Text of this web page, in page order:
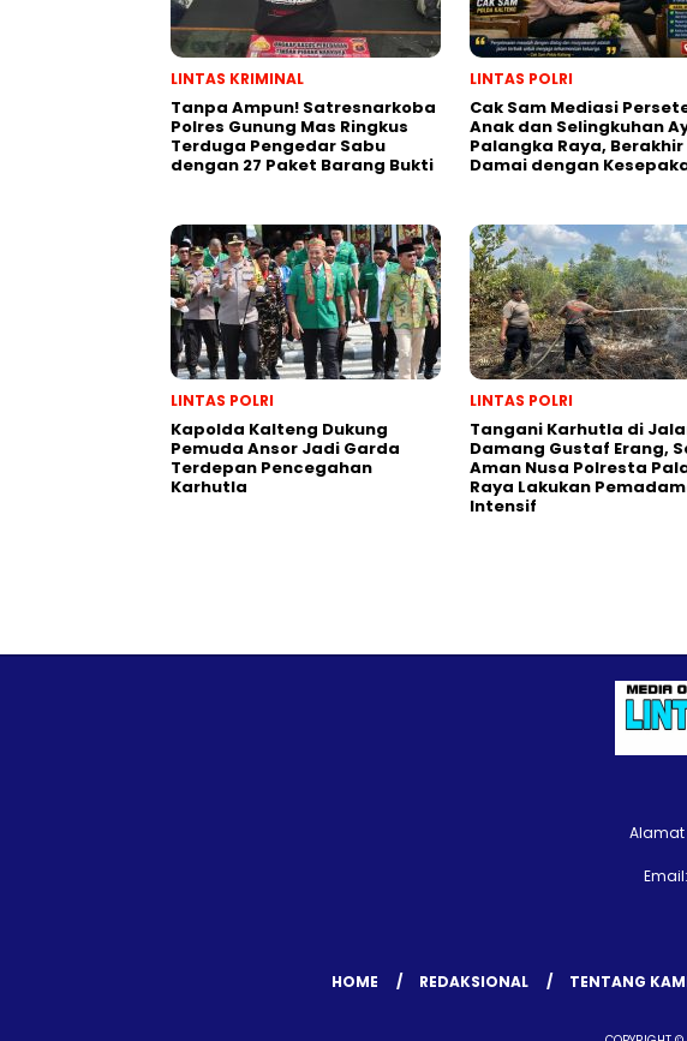
LINTAS KRIMINAL
Tanpa Ampun! Satresnarkoba
Polres Gunung Mas Ringkus
Terduga Pengedar Sabu
dengan 27 Paket Barang Bukti
LINTAS POLRI
Cak Sam Mediasi
Anak dan Selingkuhan
Palangka Raya, Berakhir
Damai dengan
LINTAS POLRI
Kapolda Kalteng Dukung
Pemuda Ansor Jadi Garda
Terdepan Pencegahan
Karhutla
LINTAS POLRI
Tangani Karhutla di
Damang Gustaf Erang,
Aman Nusa Polresta
Raya Lakukan
Intensif
Alamat
HOME REDAKSIONAL TENTANG